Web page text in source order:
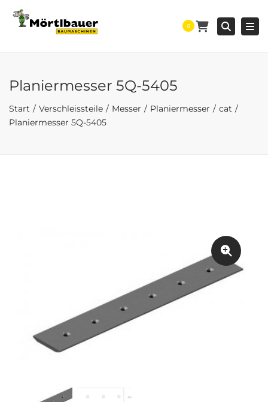
0
Planiermesser 5Q-5405
Start Verschleissteile Messer Planiermesser
cat
Planiermesser 5Q-5405